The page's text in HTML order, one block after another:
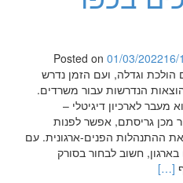
Posted on 01/03/202216/
וגדלה, ועם הזמן נדרש
הנדרשות עבור משרדים.
מעבר לארכיון דיגיטלי –
מכן גריסתם, אפשר לפנות
ההתנהלות הפנים-ארגונית. עם
חשוב לבחור בסורק
Read
[…]